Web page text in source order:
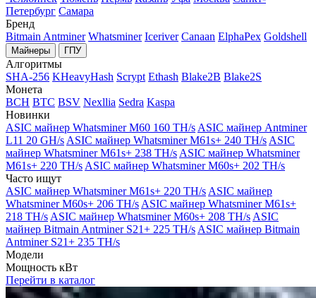
Петербург Самара
Бренд
Bitmain Antminer Whatsminer Iceriver Canaan ElphaPex Goldshell
Майнеры ГПУ
Алгоритмы
SHA-256 KHeavyHash Scrypt Ethash Blake2B Blake2S
Монета
BCH BTC BSV Nexllia Sedra Kaspa
Новинки
ASIC майнер Whatsminer M60 160 TH/s ASIC майнер Antminer
L11 20 GH/s ASIC майнер Whatsminer M61s+ 240 TH/s ASIC
майнер Whatsminer M61s+ 238 TH/s ASIC майнер Whatsminer
M61s+ 220 TH/s ASIC майнер Whatsminer M60s+ 202 TH/s
Часто ищут
ASIC майнер Whatsminer M61s+ 220 TH/s ASIC майнер
Whatsminer M60s+ 206 TH/s ASIC майнер Whatsminer M61s+
218 TH/s ASIC майнер Whatsminer M60s+ 208 TH/s ASIC
майнер Bitmain Antminer S21+ 225 TH/s ASIC майнер Bitmain
Antminer S21+ 235 TH/s
Модели
Мощность кВт
Перейти в каталог